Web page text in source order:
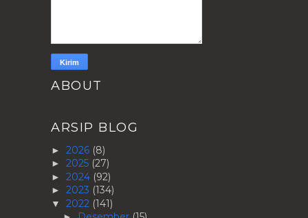
ABOUT
ARSIP BLOG
► 2026 (8)
► 2025 (27)
► 2024 (92)
► 2023 (134)
▼ 2022 (141)